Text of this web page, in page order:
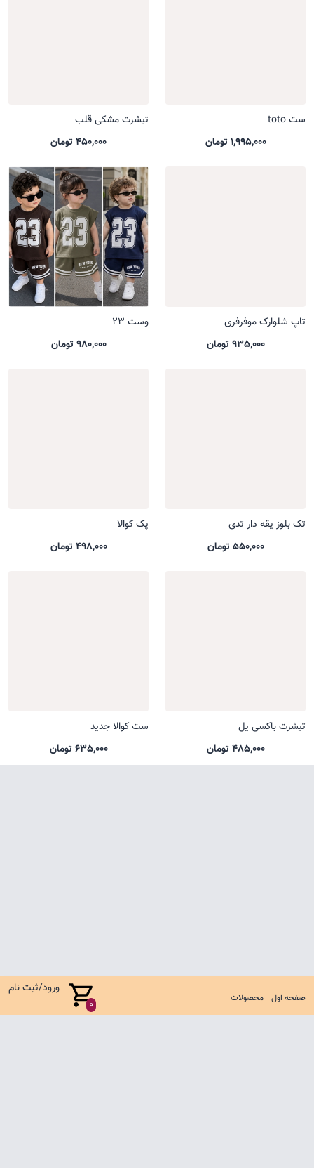
صفحه اول محصولات 0
ورود/ثبت نام
ست toto
1,995,000 تومان
تیشرت مشکی قلب
450,000 تومان
تاپ شلوارک موفرفری
935,000 تومان
وست 23
980,000 تومان
تک بلوز یقه دار تدی
550,000 تومان
پک کوالا
498,000 تومان
تیشرت باکسی یل
485,000 تومان
ست کوالا جدید
635,000 تومان